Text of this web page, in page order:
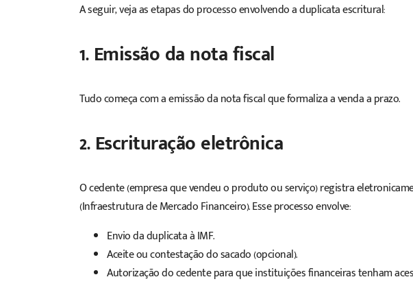
A seguir, veja as etapas do processo envolvendo a duplicata escritural:
1. Emissão danota fiscal
Tudo começa com a emissão da nota fiscal que formaliza a venda a prazo.
2. Escrituração eletrônica
O cedente (empresa que vendeu o produto ou serviço) registra
(Infraestrutura de Mercado Financeiro). Esse processo envolve:
Envio da duplicata à IMF.
Aceite ou contestação do sacado (opcional).
Autorização do cedente para que instituições financeiras tenham